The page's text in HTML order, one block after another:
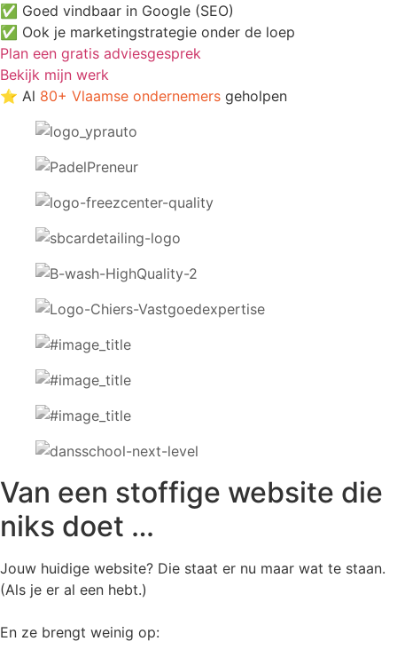
✅ Goed vindbaar in Google (SEO)
✅ Ook je marketingstrategie onder de loep
Plan een gratis adviesgesprek
Bekijk mijn werk
⭐ Al 80+ Vlaamse ondernemers geholpen
Van een stoffige website die
niks doet …
Jouw huidige website? Die staat er nu maar wat te staan.
(Als je er al een hebt.)
En ze brengt weinig op: